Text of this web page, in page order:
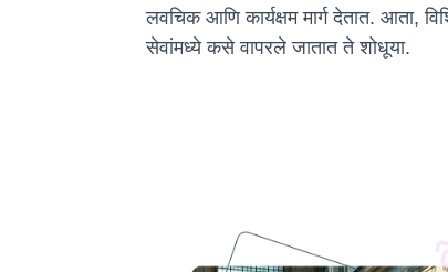
लवचिक आणि कार्यक्षम मार्ग देतात. आता,
सेवांमध्ये कसे वापरले जातात ते शोधूया.